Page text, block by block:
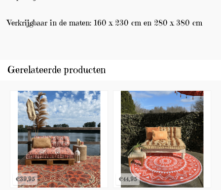
Verkrijgbaar in de maten: 160 x 230 cm en 280 x 380 cm
Gerelateerde producten
€39,95 €44,95